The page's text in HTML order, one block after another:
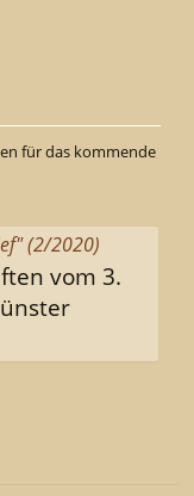
für das kommende
(2/2020)
vom 3.